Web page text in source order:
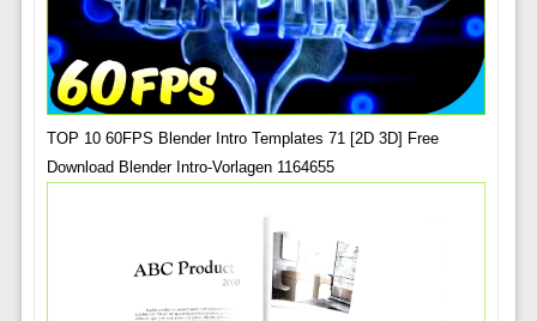
TOP 10 60FPS Blender Intro Templates 71 [2D 3D] Free
Download Blender Intro-Vorlagen 1164655